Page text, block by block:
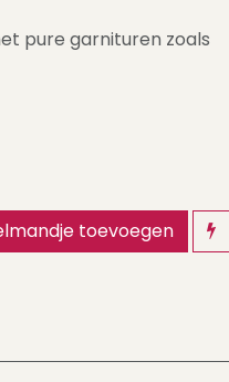
pure garnituren zoals
toevoegen